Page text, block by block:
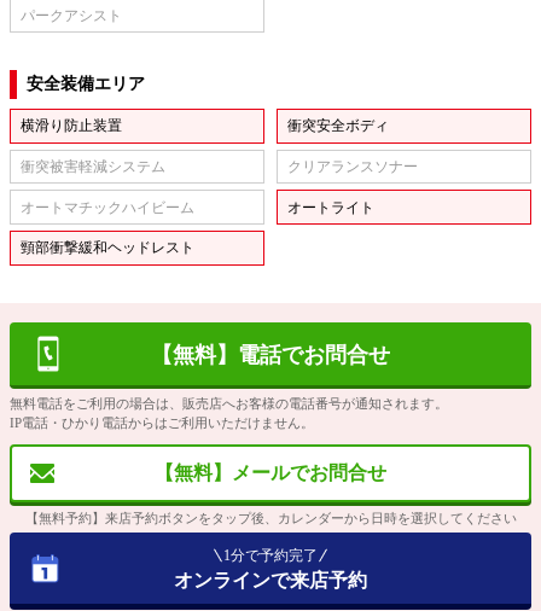
パークアシスト
安全装備エリア
横滑り防止装置 衝突安全ボディ
衝突被害軽減システム クリアランスソナー
オートマチックハイビーム オートライト
頸部衝撃緩和ヘッドレスト
【無料】電話でお問合せ
無料電話をご利用の場合は、販売店へお客様の電話番号が通知されます。
IP電話・ひかり電話からはご利用いただけません。
【無料】メールでお問合せ
【無料予約】来店予約ボタンをタップ後、カレンダーから日時を選択してください
1分で予約完了
オンラインで来店予約